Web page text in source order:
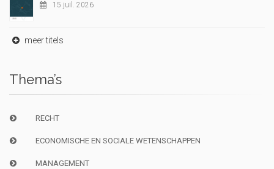
15 juil. 2026
meer titels
Thema’s
RECHT
ECONOMISCHE EN SOCIALE WETENSCHAPPEN
MANAGEMENT